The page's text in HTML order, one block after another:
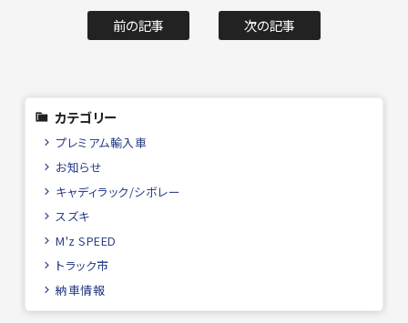
前の記事 次の記事
カテゴリー
プレミアム輸入車
お知らせ
キャディラック/シボレー
スズキ
M'z SPEED
トラック市
納車情報